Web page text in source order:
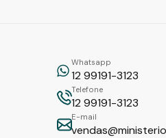
Whatsapp
12 99191-3123
Telefone
12 99191-3123
E-mail